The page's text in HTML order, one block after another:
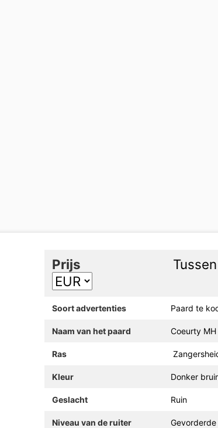
Prijs
Soort advertenties Paard te
Naam van het paard Coeurty MH
Ras
Kleur Donker
Geslacht Ruin
Niveau van de ruiter